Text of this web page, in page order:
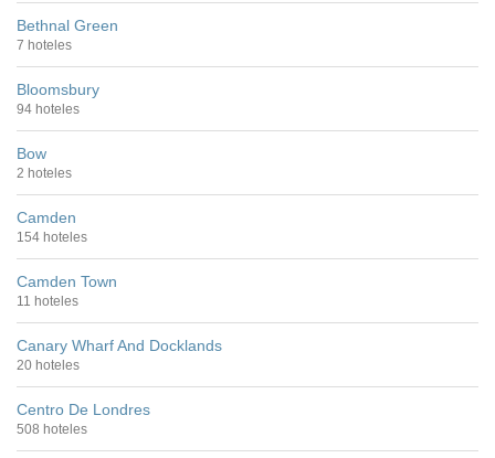
Bethnal Green
7 hoteles
Bloomsbury
94 hoteles
Bow
2 hoteles
Camden
154 hoteles
Camden Town
11 hoteles
Canary Wharf And Docklands
20 hoteles
Centro De Londres
508 hoteles